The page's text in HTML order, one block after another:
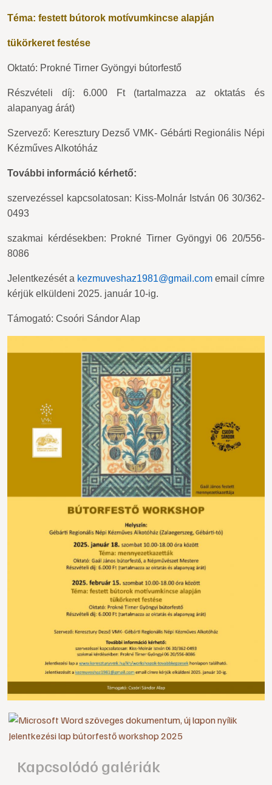
Téma: festett bútorok motívumkincse alapján
tükörkeret festése
Oktató: Prokné Tirner Gyöngyi bútorfestő
Részvételi díj: 6.000 Ft (tartalmazza az oktatás és
alapanyag árát)
Szervező: Keresztury Dezső VMK- Gébárti Regionális Népi
Kézműves Alkotóház
További információ kérhető:
szervezéssel kapcsolatosan: Kiss-Molnár István 06 30/362-
0493
szakmai kérdésekben: Prokné Tirner Gyöngyi 06 20/556-
8086
Jelentkezését a kezmuveshaz1981@gmail.com email címre
kérjük elküldeni 2025. január 10-ig.
Támogató: Csoóri Sándor Alap
Jelentkezési lap bútorfestő workshop 2025
Kapcsolódó galériák